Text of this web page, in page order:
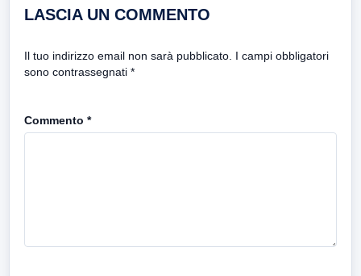
LASCIA UN COMMENTO
Il tuo indirizzo email non sarà pubblicato. I campi obbligatori
sono contrassegnati *
Commento *